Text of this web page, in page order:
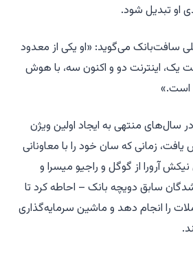
او تبدیل شود.
سافت‌بانک می‌گوید: «او یکی از معدود
یک، اینترنت دو و اکنون سه، با هوش
است.»
سال‌های منتهی به ایجاد اولین ویژن
۲۰۱۷ کاهش یافت، زمانی که سان خود را با معاونانی
آرورا از گوگل و راجیو میسرا و
سابق دویچه بانک – احاطه کرد تا
را انجام دهد و ماشین سرمایه‌گذاری